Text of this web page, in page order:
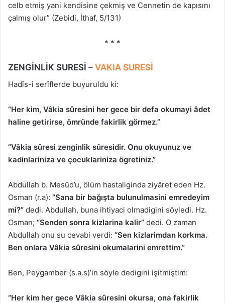
celb etmiş yani kendisine çekmiş ve Cennetin de kapısını
çalmış olur” (Zebidi, İthaf, 5/131)
* * *
ZENGİNLİK SURESİ – VAKIA SURESİ
Hadîs-i serîflerde buyuruldu ki:
“Her kim, Vâkia sûresini her gece bir defa okumayi âdet
haline getirirse, ömründe fakirlik görmez.”
“Vâkia sûresi zenginlik sûresidir. Onu okuyunuz ve
kadinlariniza ve çocuklariniza ögretiniz.”
Abdullah b. Mesûd’u, ölüm hastaliginda ziyâret eden Hz.
Osman (r.a): “Sana bir bağışta bulunulmasini emredeyim
mi?” dedi. Abdullah, buna ihtiyaci olmadigini söyledi. Hz.
Osman; “Senden sonra kizlarina kalir” dedi. O zaman
Abdullah onu su cevabi verdi: “Sen kizlarimdan korkma.
Ben onlara Vâkia sûresini okumalarini emrettim.”
Ben, Peygamber (s.a.s)’in söyle dedigini işitmiştim:
“Her kim her gece Vâkia sûresini okursa, ona fakirlik